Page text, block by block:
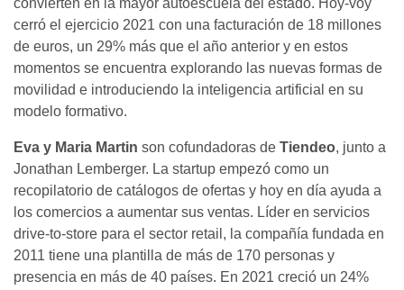
convierten en la mayor autoescuela del estado. Hoy-voy
cerró el ejercicio 2021 con una facturación de 18 millones
de euros, un 29% más que el año anterior y en estos
momentos se encuentra explorando las nuevas formas de
movilidad e introduciendo la inteligencia artificial en su
modelo formativo.
Eva y Maria Martin son cofundadoras de Tiendeo, junto a
Jonathan Lemberger. La startup empezó como un
recopilatorio de catálogos de ofertas y hoy en día ayuda a
los comercios a aumentar sus ventas. Líder en servicios
drive-to-store para el sector retail, la compañía fundada en
2011 tiene una plantilla de más de 170 personas y
presencia en más de 40 países. En 2021 creció un 24%